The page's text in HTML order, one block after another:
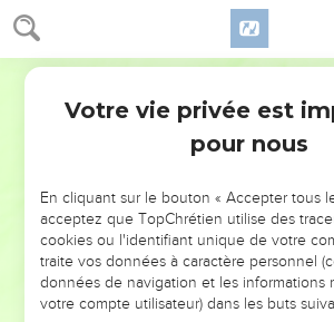
Nombres 22
L'ange de l'Eternel dit à Balaam : «
hommes, mais tu te contenteras de
je te dirai. » Et Balaam accompagna les
Rencontre de Balaam et Balac
Balak apprit que Balaam arrivait et il
jusqu'à la ville de Moab qui se trouve
à l'extrême frontière.
Balak dit à Balaam : « N'ai-je pas
chez toi pour t'appeler ? Pourquoi n'es-tu
moi ? Ne puis-je donc pas te traiter avec
Votre vie privée est
pour nous
En cliquant sur le bouton « Accepter tous
acceptez que TopChrétien utilise des
cookies ou l'identifiant unique de votre
traite vos données à caractère personnel
données de navigation et les informations
votre compte utilisateur) dans les buts